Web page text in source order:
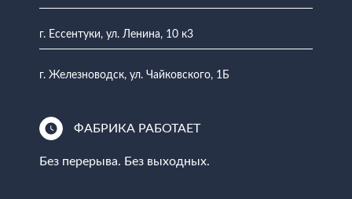
г. Ессентуки, ул. Ленина, 10 к3
г. Железноводск, ул. Чайковского, 1Б
ФАБРИКА РАБОТАЕТ
Без перерыва. Без выходных.